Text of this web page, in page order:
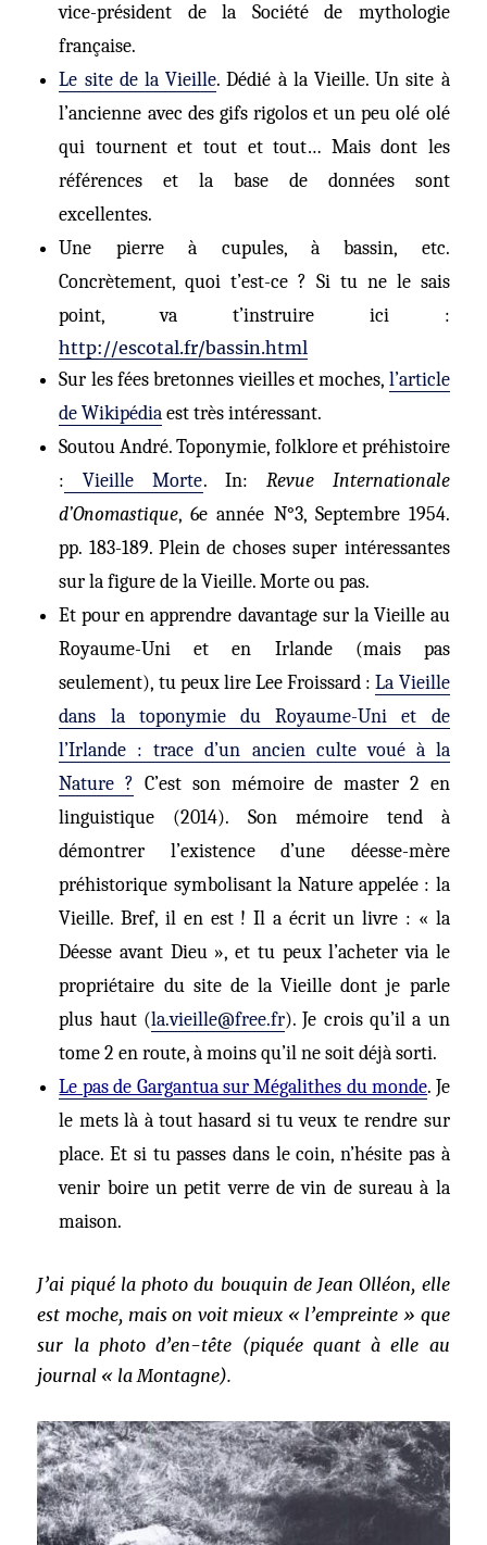
vice-président de la Société de mythologie
française.
Le site de la Vieille. Dédié à la Vieille. Un site à
l’ancienne avec des gifs rigolos et un peu olé olé
qui tournent et tout et tout… Mais dont les
références et la base de données sont
excellentes.
Une pierre à cupules, à bassin, etc.
Concrètement, quoi t’est-ce ? Si tu ne le sais
point, va t’instruire ici :
http://escotal.fr/bassin.html
Sur les fées bretonnes vieilles et moches, l’article
de Wikipédiaest très intéressant.
Soutou André. Toponymie, folklore et préhistoire
: Vieille Morte. In: Revue Internationale
d’Onomastique, 6e année N°3, Septembre 1954.
pp. 183-189. Plein de choses super intéressantes
sur la figure de la Vieille. Morte ou pas.
Et pour en apprendre davantage sur la Vieille au
Royaume-Uni et en Irlande (mais pas
seulement), tu peux lire Lee Froissard :La Vieille
dans la toponymie du Royaume-Uni et de
l’Irlande : trace d’un ancien culte voué à la
Nature ? C’est son mémoire de master 2 en
linguistique (2014). Son mémoire tend à
démontrer l’existence d’une déesse-mère
préhistorique symbolisant la Nature appelée : la
Vieille. Bref, il en est !Il a écrit un livre : « la
Déesse avant Dieu », et tu peuxl’acheter via le
propriétaire du site de la Vieille dont je parle
plus haut (la.vieille@free.fr).Je crois qu’il a un
tome 2 en route, à moins qu’il ne soit déjà sorti.
Le pas de Gargantua sur Mégalithes du monde. Je
le mets là à tout hasard si tu veux te rendre sur
place. Et si tu passes dans le coin, n’hésite pas à
venir boire un petit verre de vin de sureau à la
maison.
J’ai piqué la photo du bouquin de Jean Olléon, elle
est moche, mais on voit mieux « l’empreinte » que
sur la photo d’en-tête (piquée quant à elle au
journal « la Montagne).